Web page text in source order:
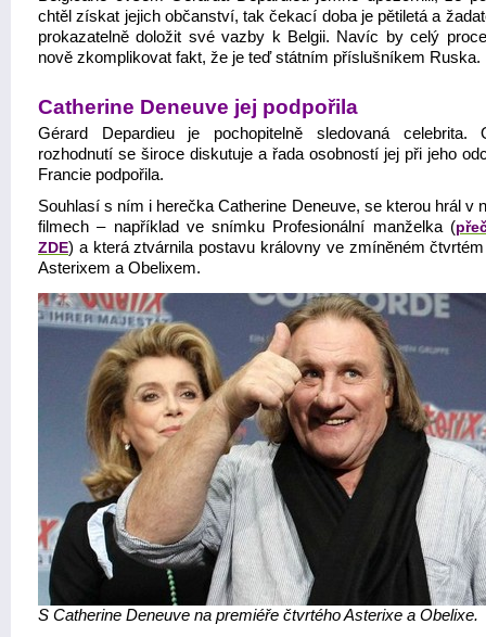
chtěl získat jejich občanství, tak čekací doba je pětiletá a
prokazatelně doložit své vazby k Belgii. Navíc by celý
nově zkomplikovat fakt, že je teď státním příslušníkem Ruska.
Catherine Deneuve jej podpořila
Gérard Depardieu je pochopitelně sledovaná celebrita.
rozhodnutí se široce diskutuje a řada osobností jej při jeho
Francie podpořila.
Souhlasí s ním i herečka Catherine Deneuve, se kterou hrál v
filmech – například ve snímku Profesionální manželka (
ZDE) a která ztvárnila postavu královny ve zmíněném
Asterixem a Obelixem.
S Catherine Deneuve na premiéře čtvrtého Asterixe a Obelixe.